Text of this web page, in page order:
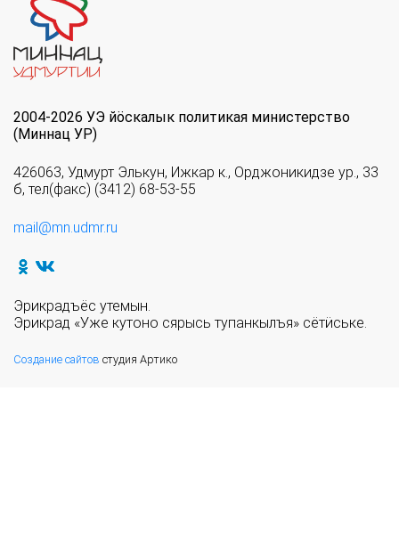
2004-2026 УЭ йöскалык политикая министерство
(Миннац УР)
426063, Удмурт Элькун, Ижкар к., Орджоникидзе ур., 33
б, тел(факс) (3412) 68-53-55
mail@mn.udmr.ru
Эрикрадъёс утемын.
Эрикрад «Уже кутоно сярысь тупанкылъя» сётӥське.
Создание сайтов студия Артико